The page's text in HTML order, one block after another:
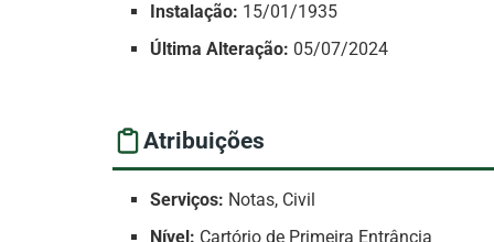
Instalação: 15/01/1935
Última Alteração: 05/07/2024
Atribuições
Serviços: Notas, Civil
Nível: Cartório de Primeira Entrância